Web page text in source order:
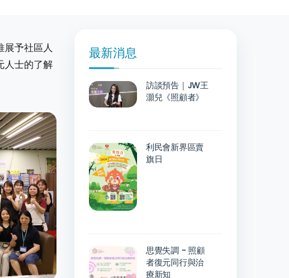
展予社區人
人士的了解
最新消息
訪談預告｜JW王
灝兒《照顧者》
利民會新界區賣
旗日
思覺失調 - 照顧
者復元同行與治
療新知